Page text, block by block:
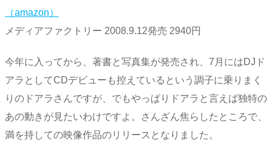
（amazon）
メディアファクトリー 2008.9.12発売 2940円
今年に入ってから、著書と写真集が発売され、7月にはDJド
アラとしてCDデビューも控えているという調子に乗りまく
りのドアラさんですが、でもやっぱりドアラと言えば独特の
あの動きが見たいわけですよ。さんざん焦らしたところで、
満を持しての映像作品のリリースとなりました。